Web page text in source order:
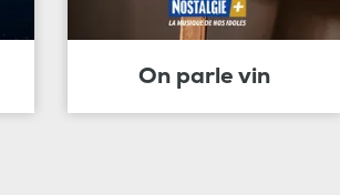
On parle vin